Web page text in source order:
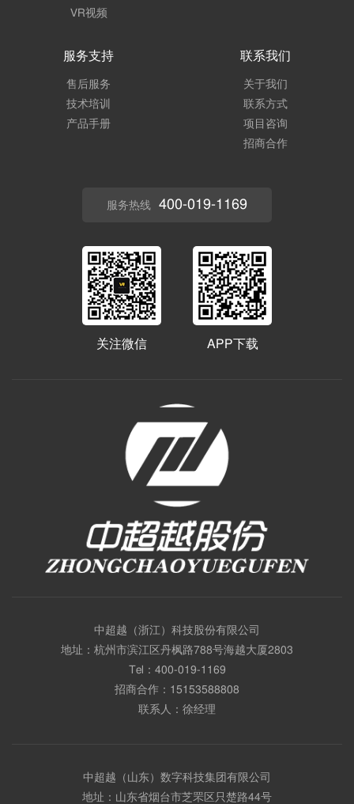
VR视频
服务支持
售后服务
技术培训
产品手册
联系我们
关于我们
联系方式
项目咨询
招商合作
服务热线 400-019-1169
关注微信 APP下载
中超越（浙江）科技股份有限公司
地址：杭州市滨江区丹枫路788号海越大厦2803
Tel： 400-019-1169
招商合作： 15153588808
联系人：徐经理
中超越（山东）数字科技集团有限公司
地址：山东省烟台市芝罘区只楚路44号